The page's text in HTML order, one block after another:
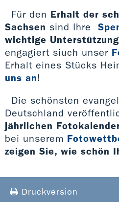
Für den Erhalt der
Sachsen sind Ihre
wichtige Unterstützung
engagiert siuch unser
Erhalt eines Stücks
uns an!
Die schönsten
Deutschland
jährlichen
bei unserem
zeigen Sie, wie schön
Druckversion